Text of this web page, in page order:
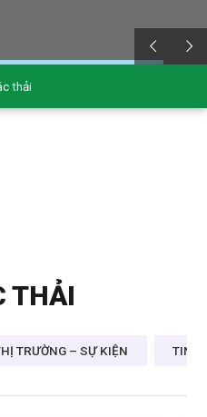
thải
THẢI
TRƯỜNG – SỰ KIỆN TIN